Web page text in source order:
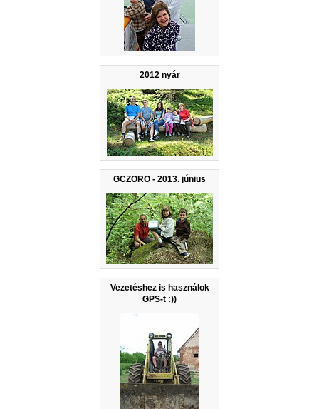
2012 nyár
GCZORO - 2013. június
Vezetéshez is használok
GPS-t :))